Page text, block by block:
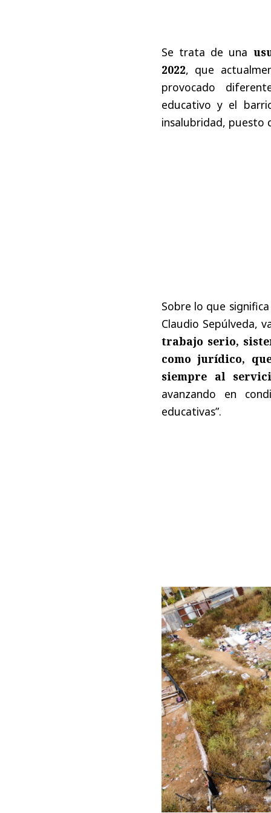
Se trata de una
2022, que
provocado
educativo y el
insalubridad, puesto
Sobre lo que
Claudio Sepúlveda,
trabajo serio,
como jurídico,
siempre al
avanzando en
educativas”.